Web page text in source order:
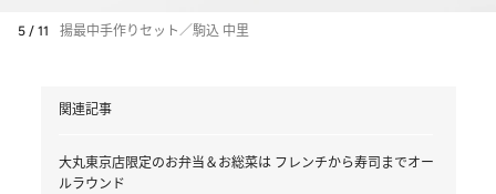
5 / 11 揚最中手作りセット／駒込 中里
関連記事
大丸東京店限定のお弁当＆お総菜は フレンチから寿司までオー
ルラウンド